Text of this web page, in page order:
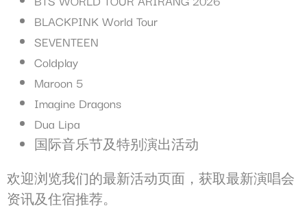
营销和广告类
踪其在整个网络上的行为和习惯，以达到营销目的。
广告用户数据
同意向 Google 发送与广告相关的用户数据。
个性化广告
BLACKPINK World Tour
SEVENTEEN
Coldplay
Maroon 5
Imagine Dragons
Dua Lipa
国际音乐节及特别演出活动
欢迎浏览我们的最新活动页面，获取最新演唱会
资讯及住宿推荐。